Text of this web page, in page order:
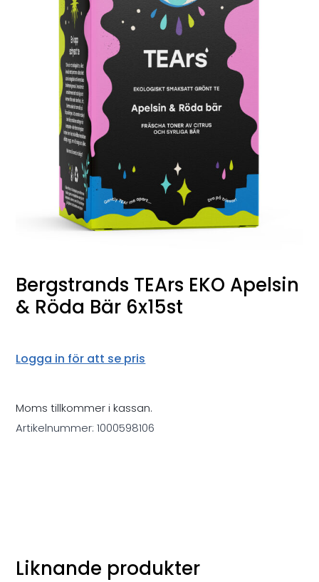
Bergstrands TEArs EKO Apelsin
& Röda Bär 6x15st
Logga in för att se pris
Moms tillkommer i kassan.
Artikelnummer:1000598106
Liknande produkter